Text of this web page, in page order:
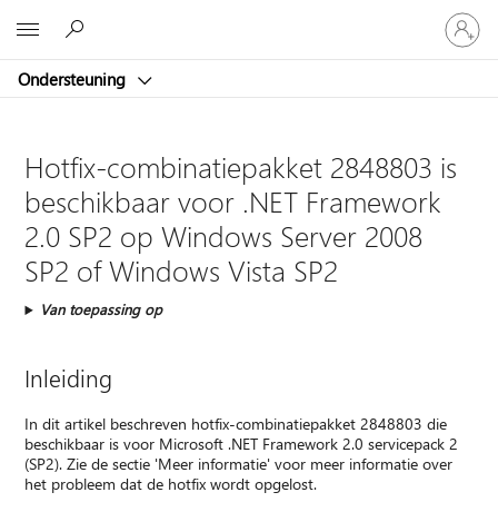
Ondersteuning
Meld
je
aan
je
Hotfix-combinatiepakket 2848803 is
beschikbaar voor .NET Framework
2.0 SP2 op Windows Server 2008
SP2 of Windows Vista SP2
Van toepassing op
Inleiding
In dit artikel beschreven hotfix-combinatiepakket 2848803 die
beschikbaar is voor Microsoft .NET Framework 2.0 servicepack 2
(SP2). Zie de sectie 'Meer informatie' voor meer informatie over
het probleem dat de hotfix wordt opgelost.